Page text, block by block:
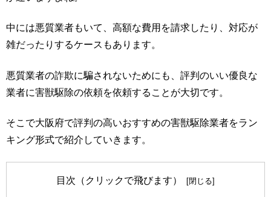
中には悪質業者もいて、高額な費用を請求したり、対応が
雑だったりするケースもあります。
悪質業者の詐欺に騙されないためにも、評判のいい優良な
業者に害獣駆除の依頼を依頼することが大切です。
そこで大阪府で評判の高いおすすめの害獣駆除業者をラン
キング形式で紹介していきます。
目次（クリックで飛びます）